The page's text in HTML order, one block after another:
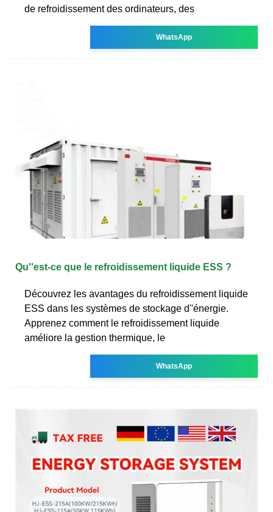
de refroidissement des ordinateurs, des
WhatsApp
Qu''est-ce que le refroidissement liquide ESS ?
Découvrez les avantages du refroidissement liquide
ESS dans les systèmes de stockage d''énergie.
Apprenez comment le refroidissement liquide
améliore la gestion thermique, le
WhatsApp